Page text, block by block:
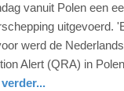
vanuit Polen een
uitgevoerd.
werd de
Alert (QRA) in Polen